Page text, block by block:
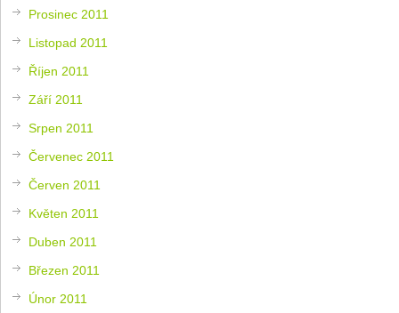
Prosinec 2011
Listopad 2011
Říjen 2011
Září 2011
Srpen 2011
Červenec 2011
Červen 2011
Květen 2011
Duben 2011
Březen 2011
Únor 2011